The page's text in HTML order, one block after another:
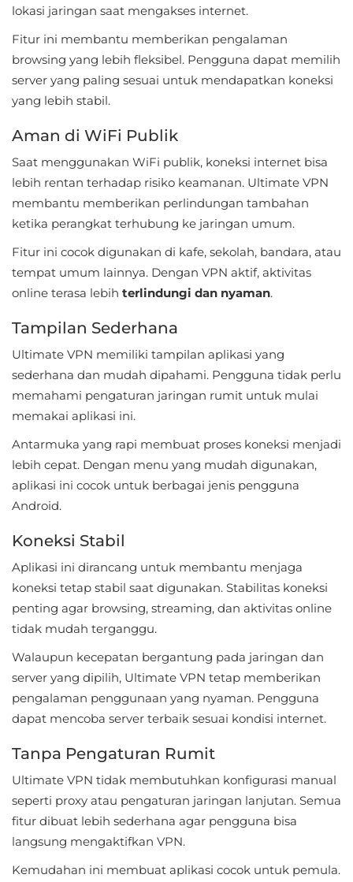
&
Drink
&
Fitness
House
&
Home
Libraries
Demo
Maps
&
Navigation
Medical
&
Audio
News
&
Magazines
Parenting
Personalisasi
Personalization
Photography
Shopping
lokasi jaringan saat mengakses internet.
Fitur ini membantu memberikan pengalaman
browsing yang lebih fleksibel. Pengguna dapat memilih
server yang paling sesuai untuk mendapatkan koneksi
yang lebih stabil.
Aman di WiFi Publik
Saat menggunakan WiFi publik, koneksi internet bisa
lebih rentan terhadap risiko keamanan. Ultimate VPN
membantu memberikan perlindungan tambahan
ketika perangkat terhubung ke jaringan umum.
Fitur ini cocok digunakan di kafe, sekolah, bandara, atau
tempat umum lainnya. Dengan VPN aktif, aktivitas
online terasa lebih terlindungi dan nyaman.
Tampilan Sederhana
Ultimate VPN memiliki tampilan aplikasi yang
sederhana dan mudah dipahami. Pengguna tidak perlu
memahami pengaturan jaringan rumit untuk mulai
memakai aplikasi ini.
Antarmuka yang rapi membuat proses koneksi menjadi
lebih cepat. Dengan menu yang mudah digunakan,
aplikasi ini cocok untuk berbagai jenis pengguna
Android.
Koneksi Stabil
Aplikasi ini dirancang untuk membantu menjaga
koneksi tetap stabil saat digunakan. Stabilitas koneksi
penting agar browsing, streaming, dan aktivitas online
tidak mudah terganggu.
Walaupun kecepatan bergantung pada jaringan dan
server yang dipilih, Ultimate VPN tetap memberikan
pengalaman penggunaan yang nyaman. Pengguna
dapat mencoba server terbaik sesuai kondisi internet.
Tanpa Pengaturan Rumit
Ultimate VPN tidak membutuhkan konfigurasi manual
seperti proxy atau pengaturan jaringan lanjutan. Semua
fitur dibuat lebih sederhana agar pengguna bisa
langsung mengaktifkan VPN.
Kemudahan ini membuat aplikasi cocok untuk pemula.